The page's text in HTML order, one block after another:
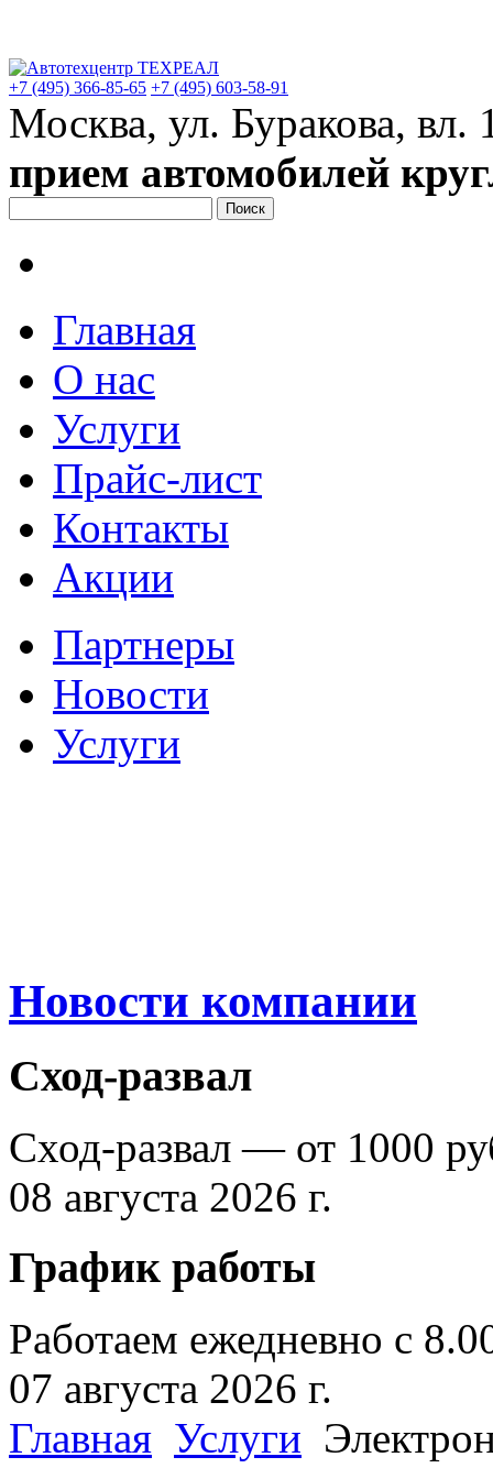
+7 (495) 366-85-65 +7 (495) 603-58-91
Москва, ул. Буракова, вл.
прием автомобилей
Главная
О нас
Услуги
Прайс-лист
Контакты
Акции
Партнеры
Новости
Услуги
Новости компании
Сход-развал
Сход-развал — от 1000
08 августа 2026 г.
График работы
Работаем ежедневно с
07 августа 2026 г.
Главная Услуги